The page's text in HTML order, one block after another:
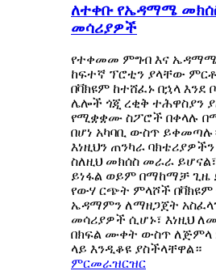
ለተቀቡ የኤዳማሜ
መሳሪያዎች
የተቀመመ ምግብ እና ኤዳማሜ
ከፍተኛ ፕሮቲን ያላቸው
በቫክዩም ከተሸፈኑ በኋላ እንደ
ሌሎች ጎጂ ረቂቅ ተሕዋስያን
የሚቋቋሙ ስፖሮች በቀላሉ
በሆነ አካባቢ ውስጥ
እነዚህን ጠንካራ
ስለዚህ መክሰስ መራራ
ይነፋል ወይም በማከማቻ ጊዜ
የውሃ ርጭት ምላሾች በቫክዩም
ኤዳማምን ለማዘጋጀት
መሳሪያዎች ሲሆኑ፣ እነዚህ
በክፍል ሙቀት ውስጥ ለጅምላ
ላይ እንዲቆዩ ያስችላቸዋል።
ምርመራዝርዝር